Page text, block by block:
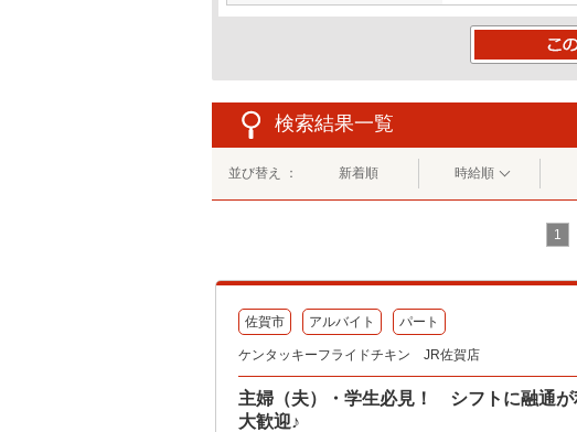
検索結果一覧
並び替え ： 新着順 時給順
1
佐賀市 アルバイト パート
ケンタッキーフライドチキン JR佐賀店
主婦（夫）・学生必見！ シフトに融通
大歓迎♪